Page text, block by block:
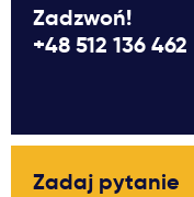
Zadzwoń!
+48 512 136 462
Zadaj pytanie